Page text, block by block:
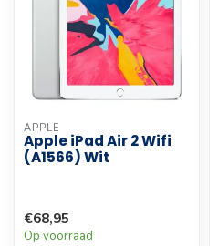
APPLE
Apple iPad Air 2 Wifi
(A1566) Wit
€68,95
Op voorraad